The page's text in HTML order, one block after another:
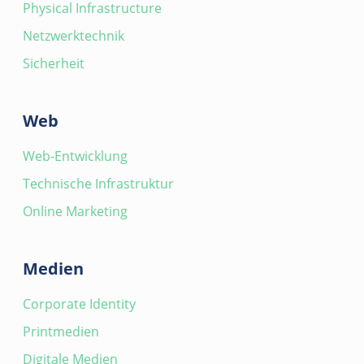
Physical Infrastructure
Netzwerktechnik
Sicherheit
Web
Web-Entwicklung
Technische Infrastruktur
Online Marketing
Medien
Corporate Identity
Printmedien
Digitale Medien